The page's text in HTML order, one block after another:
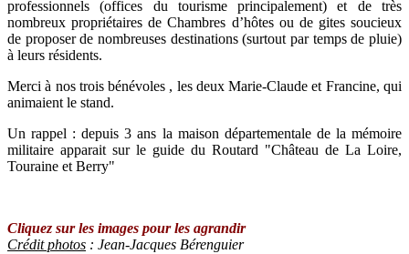
professionnels (offices du tourisme principalement) et de très
nombreux propriétaires de Chambres d’hôtes ou de gites soucieux
de proposer de nombreuses destinations (surtout par temps de pluie)
à leurs résidents.
Merci à nos trois bénévoles , les deux Marie-Claude et Francine, qui
animaient le stand.
Un rappel : depuis 3 ans la maison départementale de la mémoire
militaire apparait sur le guide du Routard "Château de La Loire,
Touraine et Berry"
Cliquez sur les images pour les agrandir
Crédit photos : Jean-Jacques Bérenguier